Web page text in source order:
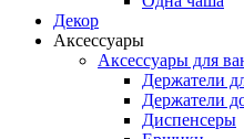
Декор
Аксессуары
Аксессуары для
Держатели
Держатели
Диспенсеры